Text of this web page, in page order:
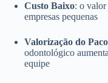
Custo Baixo: o valor
empresas pequenas
Valorização do
odontológico
equipe